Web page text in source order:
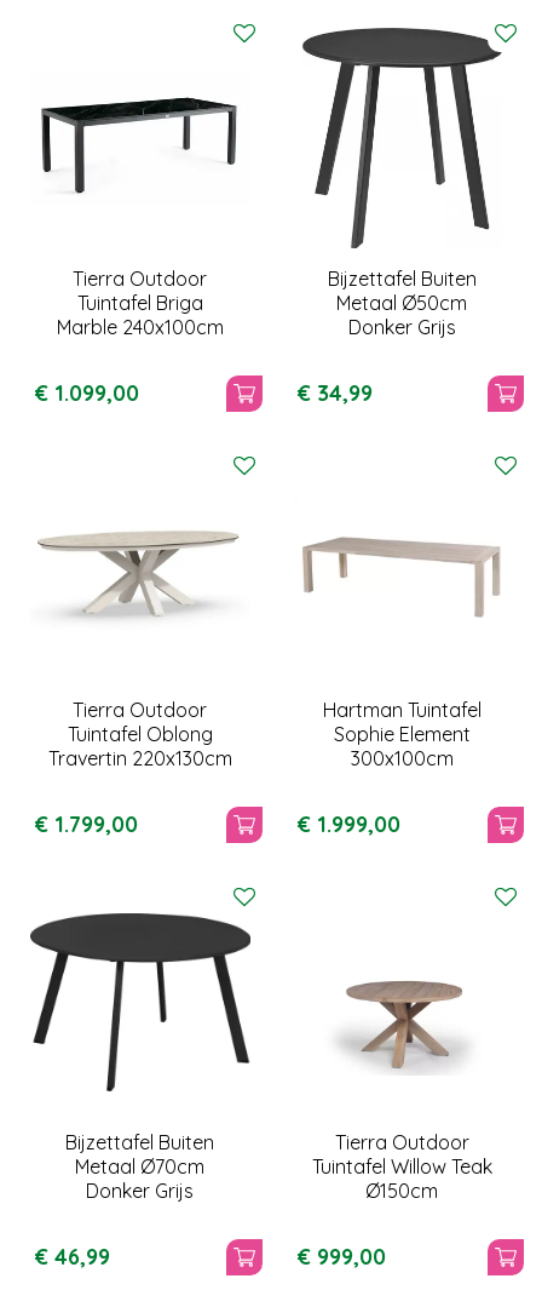
Tierra Outdoor
Tuintafel Briga
Marble 240x100cm
€ 1.099,00
Bijzettafel Buiten
Metaal Ø50cm
Donker Grijs
€ 34,99
Tierra Outdoor
Tuintafel Oblong
Travertin 220x130cm
€ 1.799,00
Hartman Tuintafel
Sophie Element
300x100cm
€ 1.999,00
Bijzettafel Buiten
Metaal Ø70cm
Donker Grijs
€ 46,99
Tierra Outdoor
Tuintafel Willow Teak
Ø150cm
€ 999,00